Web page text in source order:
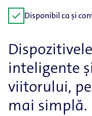
check Disponibil ca și
inteligente
viitorului,
mai simplă.